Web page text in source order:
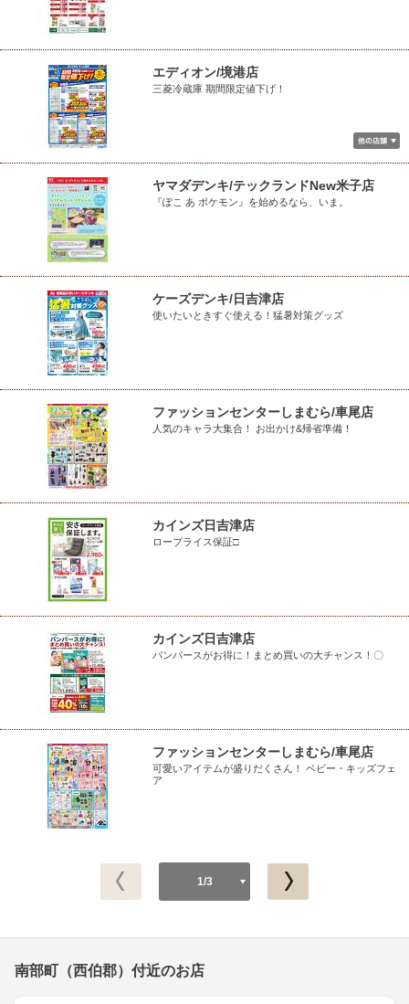
エディオン/境港店
三菱冷蔵庫 期間限定値下げ！
ヤマダデンキ/テックランドNew米子店
『ぽこ あ ポケモン』を始めるなら、いま。
ケーズデンキ/日吉津店
使いたいときすぐ使える！猛暑対策グッズ
ファッションセンターしまむら/車尾店
人気のキャラ大集合！ お出かけ&帰省準備！
カインズ日吉津店
ロープライス保証□
カインズ日吉津店
パンパースがお得に！まとめ買いの大チャンス！〇
ファッションセンターしまむら/車尾店
可愛いアイテムが盛りだくさん！ ベビー・キッズフェ
ア
1/3
南部町（西伯郡）付近のお店